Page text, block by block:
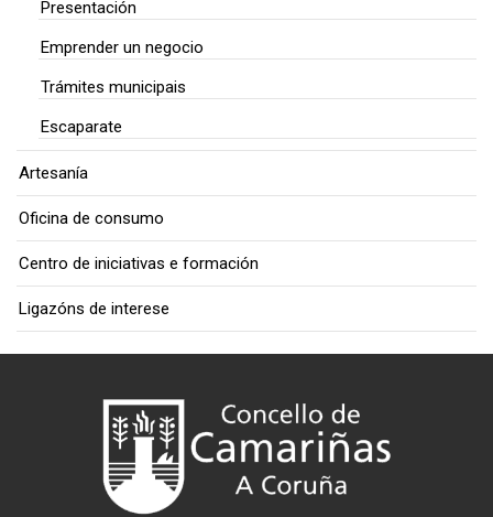
Presentación
Emprender un negocio
Trámites municipais
Escaparate
Artesanía
Oficina de consumo
Centro de iniciativas e formación
Ligazóns de interese